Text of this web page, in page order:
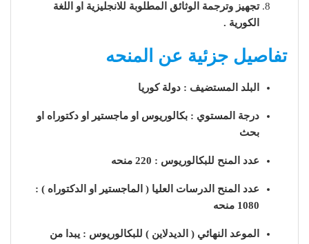
تجهيز وترجمة الوثائق المطلوبة للانجليزية او اللغة
الكورية .
تفاصيل جزئية عن المنحه
البلد المستضيف : دولة كوريا
درجة المستوي : بكالوريوس او ماجستير او دكتوراه او
بحث
عدد المنح للبكالوريوس : 220 منحه
عدد المنح الدرسات العليا ( الماجستير او الدكتوراه ) :
1080 منحه
الموعد النهائي ( الديدلاين ) للبكالوريوس : يبدا من